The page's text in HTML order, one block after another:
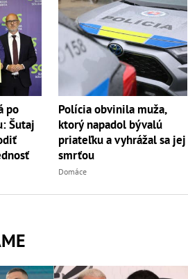
po
Šutaj
Polícia obvinila muža,
ktorý napadol bývalú
priateľku a vyhrážal sa jej
smrťou
Domáce